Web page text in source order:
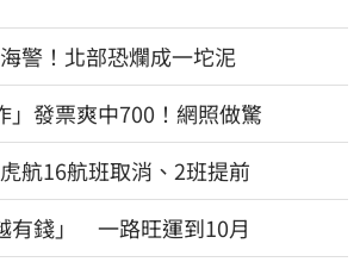
警！北部恐爛成一坨泥
」發票爽中700！網照做驚
航16航班取消、2班提前
有錢」 一路旺運到10月